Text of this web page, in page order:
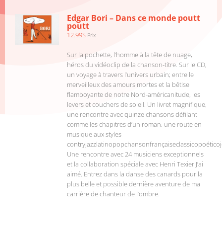
DÉTAILS
Edgar Bori – Dans ce monde poutt
poutt
12.99$ Prix
Sur la pochette, l’homme à la tête de nuage,
héros du vidéoclip de la chanson-titre. Sur le CD,
un voyage à travers l’univers urbain; entre le
merveilleux des amours mortes et la bêtise
flamboyante de notre Nord-américanitude, les
levers et couchers de soleil. Un livret magnifique,
une rencontre avec quinze chansons défilant
comme les chapitres d’un roman, une route en
musique aux styles
Une rencontre avec 24 musiciens exceptionnels
et la collaboration spéciale avec Henri Texier J’ai
aimé. Entrez dans la danse des canards pour la
plus belle et possible dernière aventure de ma
carrière de chanteur de l’ombre.